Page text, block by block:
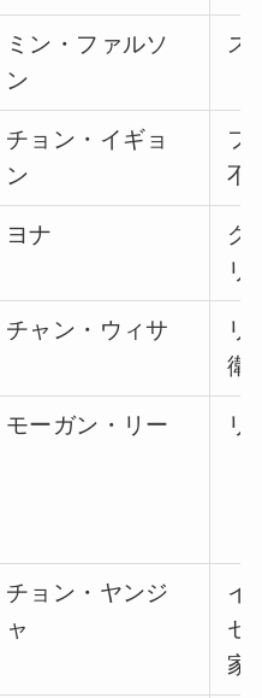
ミン・ファルソ
ン
ス
チョン・イギョ
ン
フ
不
ヨナ
グ
リ
チャン・ウィサ
リ
衛
モーガン・リー リ
チョン・ヤンジ
ャ
イ
セ
家